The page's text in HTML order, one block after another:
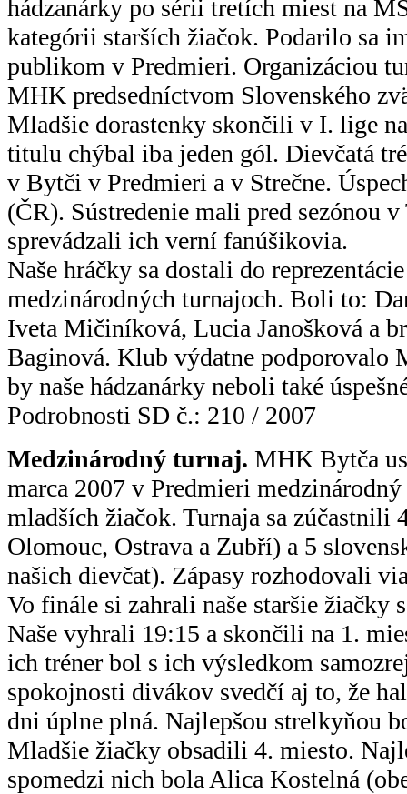
hádzanárky po sérii tretích miest na
kategórii starších žiačok. Podarilo sa
publikom v Predmieri. Organizáciou
MHK predsedníctvom Slovenského
Mladšie dorastenky skončili v I. lige
titulu chýbal iba jeden gól. Dievčatá
v Bytči v Predmieri a v Strečne.
(ČR). Sústredenie mali pred sezónou
sprevádzali ich verní fanúšikovia.
Naše hráčky sa dostali do
medzinárodných turnajoch. Boli to:
Iveta Mičiníková, Lucia Janošková a
Baginová. Klub výdatne podporovalo
by naše hádzanárky neboli také
Podrobnosti SD č.: 210 / 2007
Medzinárodný turnaj. MHK Bytča
marca 2007 v Predmieri
mladších žiačok. Turnaja sa
Olomouc, Ostrava a Zubří) a 5
našich dievčat). Zápasy rozhodovali
Vo finále si zahrali naše staršie žiačky
Naše vyhrali 19:15 a skončili na 1.
ich tréner bol s ich výsledkom
spokojnosti divákov svedčí aj to, že
dni úplne plná. Najlepšou strelkyňou
Mladšie žiačky obsadili 4. miesto.
spomedzi nich bola Alica Kostelná